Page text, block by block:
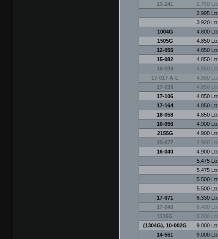
13-241
2.750 Ltr.
2.995 Ltr.
3.920 Ltr.
1004G
4.800 Ltr.
1505G
4.850 Ltr.
12-055
4.850 Ltr.
15-082
4.850 Ltr.
16-039
4.850 Ltr.
17-017 A-L
4.850 Ltr.
17-039
4.850 Ltr.
17-106
4.850 Ltr.
17-164
4.850 Ltr.
18-058
4.850 Ltr.
10-056
4.900 Ltr.
2155G
4.900 Ltr.
15-077
4.900 Ltr.
16-040
4.900 Ltr.
5.475 Ltr.
5.475 Ltr.
5.500 Ltr.
5.500 Ltr.
17-071
6.330 Ltr.
17-040
6.400 Ltr.
1135G
9.000 Ltr.
(1304G), 10-002G
9.000 Ltr.
14-551
9.000 Ltr.